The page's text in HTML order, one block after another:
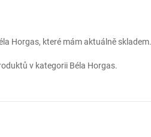
Horgas, které mám aktuálně skladem.
v kategorii Béla Horgas.